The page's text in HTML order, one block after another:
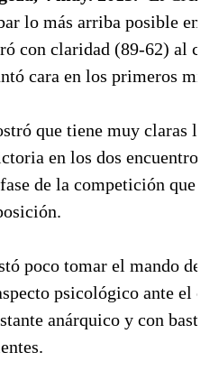
lo más arriba posible en
con claridad (89-62) al
cara en los primeros
que tiene muy claras
en los dos encuentros
de la competición que
poco tomar el mando de
psicológico ante el
anárquico y con